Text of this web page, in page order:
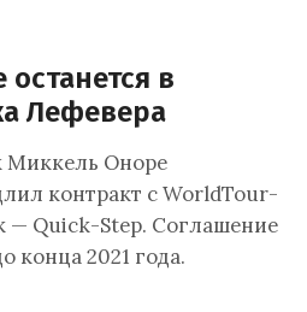
в
Лефевера
Миккель Оноре
контракт с WorldTour-
— Quick-Step. Соглашение
конца 2021 года.